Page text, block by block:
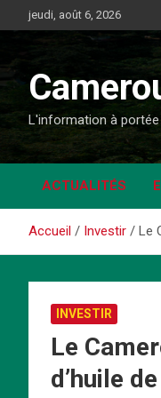
au
jeudi, août 6, 2026
L'information à
ACTUALITÉS
Accueil Investir Le
INVESTIR
Le
d’huile